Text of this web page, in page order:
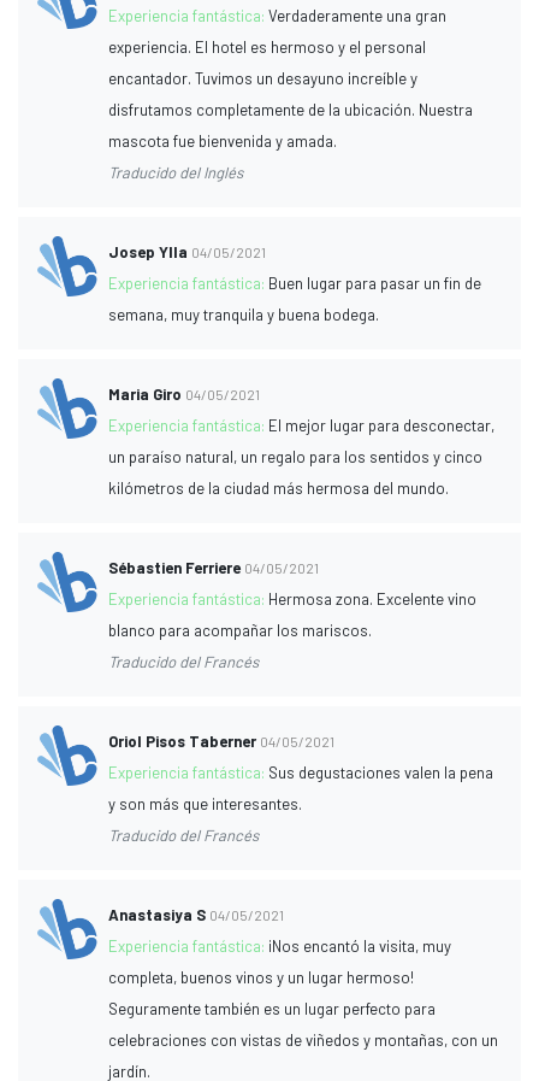
Experiencia fantástica:Verdaderamente una gran
experiencia. El hotel es hermoso y el personal
encantador. Tuvimos un desayuno increíble y
disfrutamos completamente de la ubicación. Nuestra
mascota fue bienvenida y amada.
Traducido del Inglés
Josep Ylla 04/05/2021
Experiencia fantástica: Buen lugar para pasar un fin de
semana, muy tranquila y buena bodega.
Maria Giro 04/05/2021
Experiencia fantástica: El mejor lugar para desconectar,
un paraíso natural, un regalo para los sentidos y cinco
kilómetros de la ciudad más hermosa del mundo.
Sébastien Ferriere 04/05/2021
Experiencia fantástica: Hermosa zona. Excelente vino
blanco para acompañar los mariscos.
Traducido del Francés
Oriol Pisos Taberner 04/05/2021
Experiencia fantástica: Sus degustaciones valen la pena
y son más que interesantes.
Traducido del Francés
Anastasiya S 04/05/2021
Experiencia fantástica: ¡Nos encantó la visita, muy
completa, buenos vinos y un lugar hermoso!
Seguramente también es un lugar perfecto para
celebraciones con vistas de viñedos y montañas, con un
jardín.